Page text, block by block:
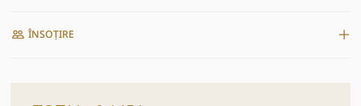
ÎNSOȚIRE